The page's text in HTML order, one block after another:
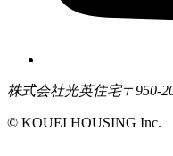
株式会社光英住宅〒950-
© KOUEI HOUSING Inc.